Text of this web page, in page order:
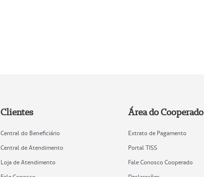
Clientes
Central do Beneficiário
Central de Atendimento
Loja de Atendimento
Área do Cooperado
Extrato de Pagamento
Portal TISS
Fale Conosco Cooperado